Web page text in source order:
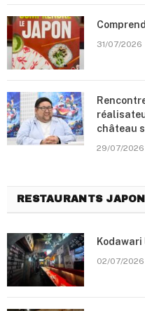
31/07/2026
château
29/07/2026
RESTAURANTS
Kodawari
02/07/2026